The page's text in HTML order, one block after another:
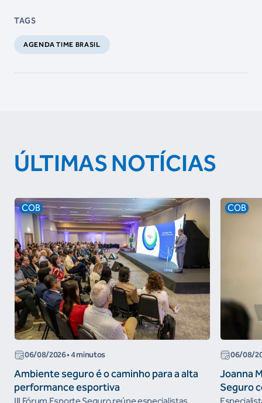
TAGS
AGENDA TIME BRASIL
ÚLTIMAS NOTÍCIAS
COB
06/08/2026• 4 minutos
Ambiente seguro é o caminho para a alta
performance esportiva
COB
06/08/
Joanna
Seguro